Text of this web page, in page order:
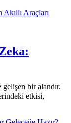
bir alandır.
etkisi,